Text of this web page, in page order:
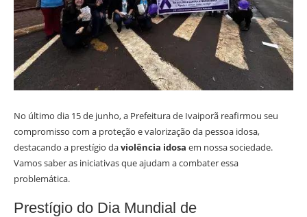
No último dia 15 de junho, a Prefeitura de Ivaiporã reafirmou seu
compromisso com a proteção e valorização da pessoa idosa,
destacando a prestígio daviolência idosa em nossa sociedade.
Vamos saber as iniciativas que ajudam a combater essa
problemática.
Prestígio do Dia Mundial de